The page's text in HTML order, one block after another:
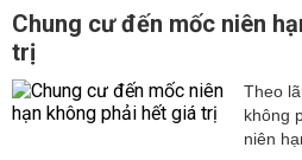
Chung cư đến mốc niên
trị
Theo
không
niên